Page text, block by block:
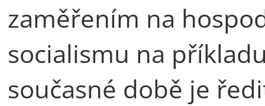
zaměřením na
socialismu na
současné době je